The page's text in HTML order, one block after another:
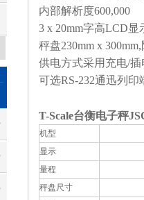
内部解析度600,000
3 x 20mm字高LCD
秤盘230mm x
供电方式采用充电/
可选RS-232通迅列
T-Scale台衡电子秤
机型
显示
量程
秤盘尺寸